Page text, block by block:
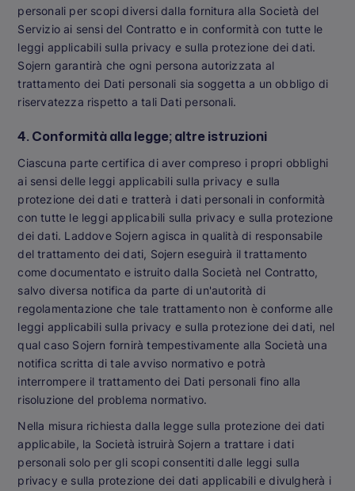
personali per scopi diversi dalla fornitura alla Società del
Servizio ai sensi del Contratto e in conformità con tutte le
leggi applicabili sulla privacy e sulla protezione dei dati.
Sojern garantirà che ogni persona autorizzata al
trattamento dei Dati personali sia soggetta a un obbligo di
riservatezza rispetto a tali Dati personali.
4. Conformità alla legge; altre istruzioni
Ciascuna parte certifica di aver compreso i propri obblighi
ai sensi delle leggi applicabili sulla privacy e sulla
protezione dei dati e tratterà i dati personali in conformità
con tutte le leggi applicabili sulla privacy e sulla protezione
dei dati. Laddove Sojern agisca in qualità di responsabile
del trattamento dei dati, Sojern eseguirà il trattamento
come documentato e istruito dalla Società nel Contratto,
salvo diversa notifica da parte di un'autorità di
regolamentazione che tale trattamento non è conforme alle
leggi applicabili sulla privacy e sulla protezione dei dati, nel
qual caso Sojern fornirà tempestivamente alla Società una
notifica scritta di tale avviso normativo e potrà
interrompere il trattamento dei Dati personali fino alla
risoluzione del problema normativo.
Nella misura richiesta dalla legge sulla protezione dei dati
applicabile, la Società istruirà Sojern a trattare i dati
personali solo per gli scopi consentiti dalle leggi sulla
privacy e sulla protezione dei dati applicabili e divulgherà i